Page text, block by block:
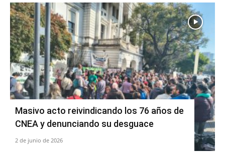
Masivo acto reivindicando los 76 años de
CNEA y denunciando su desguace
2 de junio de 2026